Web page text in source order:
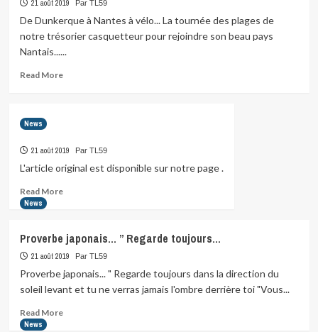
de
l’équipe
21 août 2019 Par TL59
De Dunkerque à Nantes à vélo... La tournée des plages de
notre trésorier casquetteur pour rejoindre son beau pays
Nantais......
Read MoreRead
Nantes
à
La…
News
21 août 2019 Par TL59
L'article original est disponible sur notre page .
Read MoreRead
News
Proverbe japonais… ” Regarde toujours…
21 août 2019 Par TL59
Proverbe japonais... " Regarde toujours dans la direction du
soleil levant et tu ne verras jamais l'ombre derrière toi "Vous...
Read MoreRead
News